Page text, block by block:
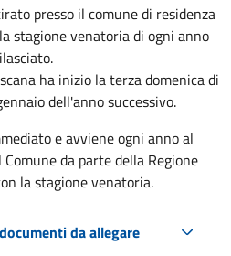
presso il comune di residenza
stagione venatoria di ogni anno
ha inizio la terza domenica di
dell'anno successivo.
e avviene ogni anno al
da parte della Regione
la stagione venatoria.
da allegare